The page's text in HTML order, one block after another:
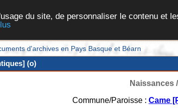
du site, de personnaliser le contenu et
d'archives en Pays Basque et Béarn
(o)
Naissances
Commune/Paroisse : Came